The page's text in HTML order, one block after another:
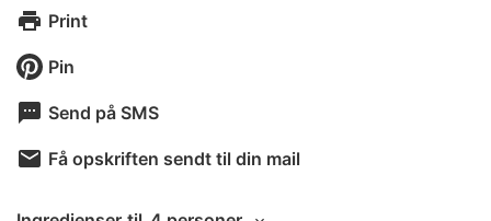
Print
Pin
Send på SMS
Få opskriften sendt til din mail